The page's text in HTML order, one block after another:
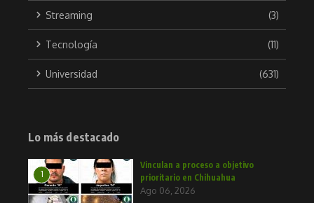
Streaming (3)
Tecnología (11)
Universidad (631)
Lo más destacado
1
Vinculan a proceso a objetivo
prioritario en Chihuahua
Ago 06, 2026